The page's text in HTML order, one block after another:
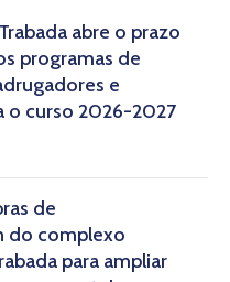
abre o prazo
programas de
e
o curso 2026-2027
de
do complexo
para ampliar